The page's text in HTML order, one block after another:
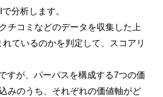
分析します。
チコミなどのデータを収集した上
ているのかを判定して、スコアリ
すが、パーパスを構成する7つの価
みのうち、それぞれの価値軸がど